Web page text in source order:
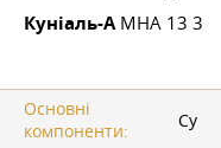
Куніаль-АМНА 13 3
Основні
компоненти:
Су